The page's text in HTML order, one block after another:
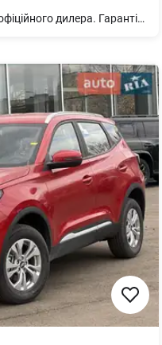
Новий автомобіль в наявності від офіційного дилера. Гарантія 3 роки або 100000 км. пробігу діє в межах всієї України. Можливі варіанти інших кольорів та комплектацій. Великий склад автомобілів. Запрошуємо на перегляди та тест-драйв. Індивідуальний підхід. Телефонуйте, ми обов'язково з Вами домовимося.